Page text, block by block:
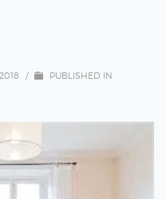
/
PUBLISHED IN